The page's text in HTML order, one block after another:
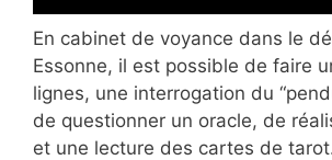
En cabinet de voyance dans le
Essonne, il est possible de faire
lignes, une interrogation du
de questionner un oracle, de
et une lecture des cartes de